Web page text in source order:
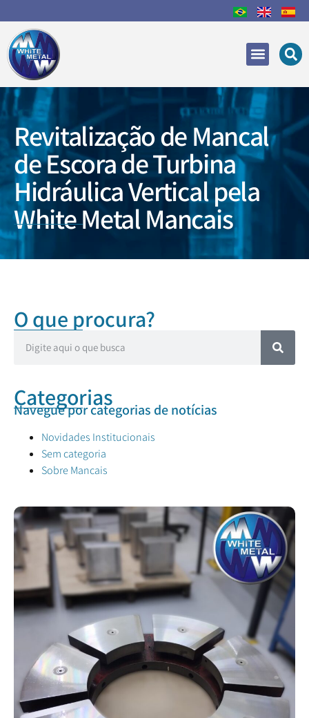
Revitalização de Mancal
de Escora de Turbina
Hidráulica Vertical pela
White Metal Mancais
O que procura?
Categorias
Navegue por categorias de notícias
Novidades Institucionais
Sem categoria
Sobre Mancais